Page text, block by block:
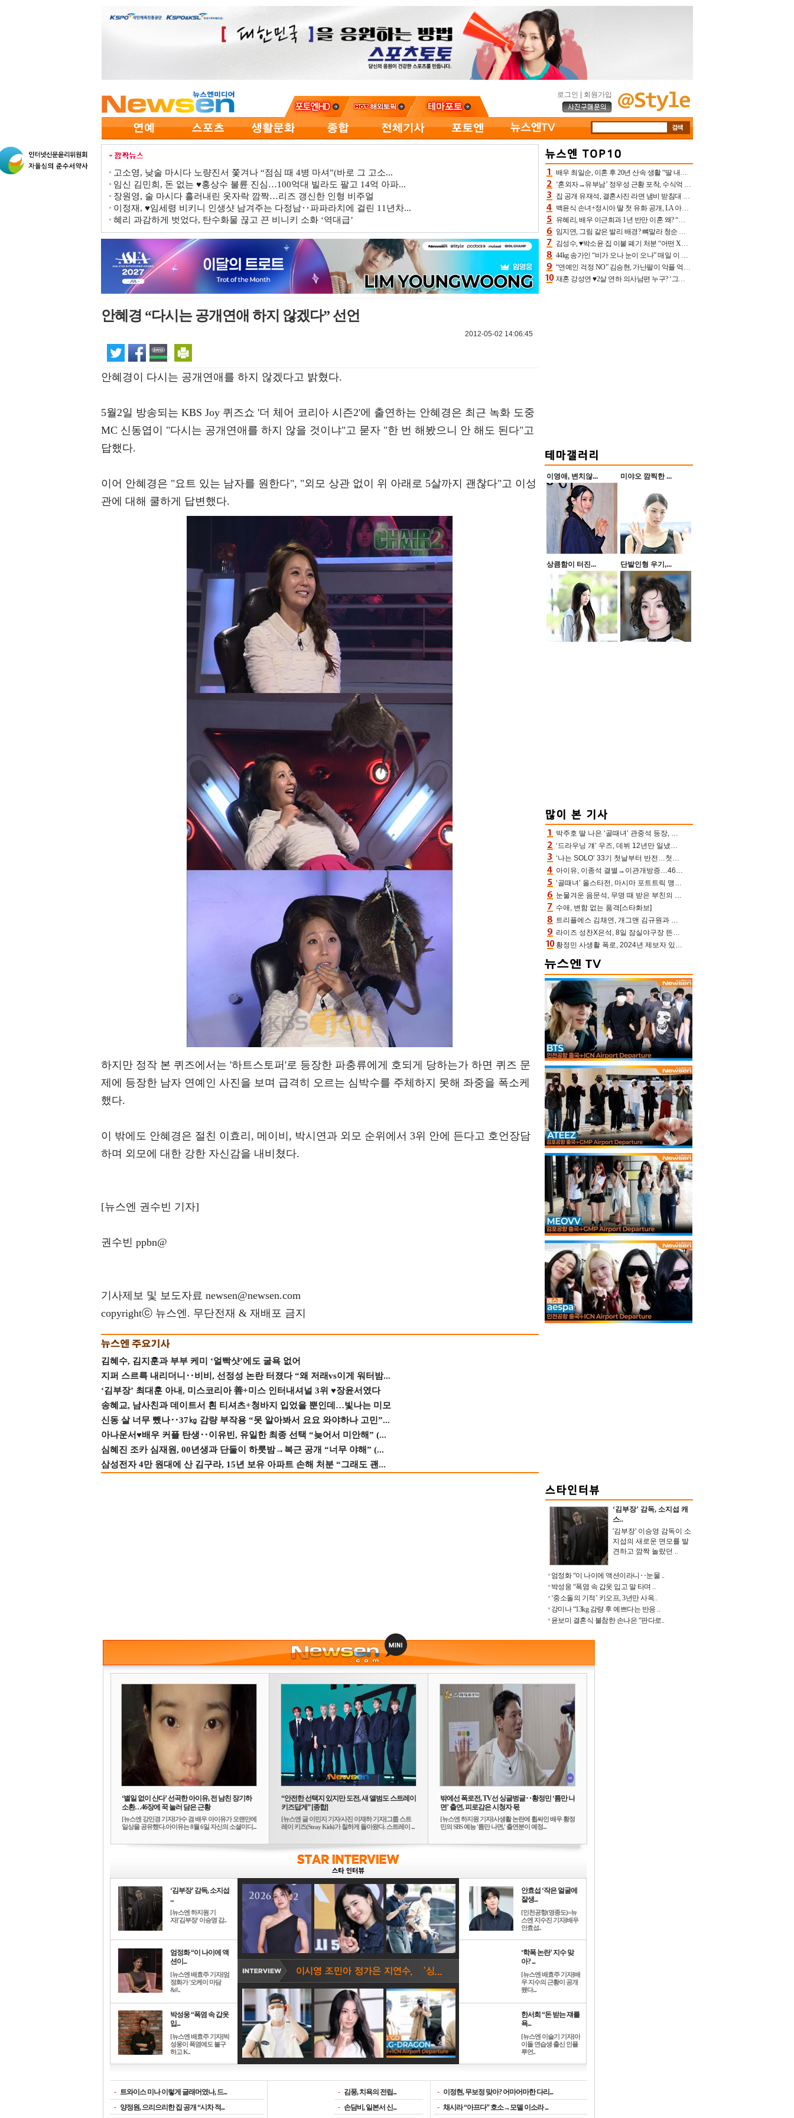
로그인 회원가입
고소영, 낮술 마시다 노량진서 쫓겨나 “점심 때 4병 마셔”(바로 그 고소...
임신 김민희, 돈 없는 ♥홍상수 불륜 진심…100억대 빌라도 팔고 14억 아파...
장원영, 술 마시다 흘러내린 옷자락 깜짝…리즈 갱신한 인형 비주얼
이정재, ♥임세령 비키니 인생샷 남겨주는 다정남‥파파라치에 걸린 11년차...
혜리 과감하게 벗었다, 탄수화물 끊고 끈 비니키 소화 ‘역대급’
안혜경 “다시는 공개연애 하지 않겠다” 선언
2012-05-02 14:06:45
안혜경이 다시는 공개연애를 하지 않겠다고 밝혔다.
5월2일 방송되는 KBS Joy 퀴즈쇼 '더 체어 코리아 시즌2'에 출연하는 안혜경은 최근 녹화 도중
MC 신동엽이 "다시는 공개연애를 하지 않을 것이냐"고 묻자 "한 번 해봤으니 안 해도 된다"고
답했다.
이어 안혜경은 "요트 있는 남자를 원한다", "외모 상관 없이 위 아래로 5살까지 괜찮다"고 이성
관에 대해 쿨하게 답변했다.
하지만 정작 본 퀴즈에서는 '하트스토퍼'로 등장한 파충류에게 호되게 당하는가 하면 퀴즈 문
제에 등장한 남자 연예인 사진을 보며 급격히 오르는 심박수를 주체하지 못해 좌중을 폭소케
했다.
이 밖에도 안혜경은 절친 이효리, 메이비, 박시연과 외모 순위에서 3위 안에 든다고 호언장담
하며 외모에 대한 강한 자신감을 내비쳤다.
[뉴스엔 권수빈 기자]
권수빈 ppbn@
기사제보 및 보도자료 newsen@newsen.com
copyrightⓒ 뉴스엔. 무단전재 & 재배포 금지
김혜수, 김지훈과 부부 케미 ‘얼빡샷’에도 굴욕 없어
지퍼 스르륵 내리더니‥비비, 선정성 논란 터졌다 “왜 저래vs이게 워터밤...
‘김부장’ 최대훈 아내, 미스코리아 善+미스 인터내셔널 3위 ♥장윤서였다
송혜교, 남사친과 데이트서 흰 티셔츠+청바지 입었을 뿐인데…빛나는 미모
신동 살 너무 뺐나‥37㎏ 감량 부작용 “못 알아봐서 요요 와야하나 고민”...
아나운서♥배우 커플 탄생‥이유빈, 유일한 최종 선택 “늦어서 미안해” (...
심혜진 조카 심재원, 00년생과 단둘이 하룻밤→복근 공개 “너무 야해” (...
삼성전자 4만 원대에 산 김구라, 15년 보유 아파트 손해 처분 “그래도 괜...
배우 최일순, 이혼 후 20년 산속 생활 “딸 내가 버렸다고 원망‥맘 아파”(특종)[어제TV]
‘혼외자→유부남’ 정우성 근황 포착, 수식억 해킹 피해 후배 만났다 “존경하는”
집 공개 유재석, 결혼사진 라면 냄비 받침대 되고 분노‥가족사진도 피해(놀뭐)[어제TV]
백윤식 손녀+정시아 딸 첫 유화 공개, LA 아트쇼→서울국제조각페스타 작가다운 수준급 실력
유혜리, 배우 이근희과 1년 반만 이혼 왜? “식칼 꽂고 의자 던져” 충격 폭로(특종)[어제TV]
임지연, 그림 같은 발리 배경? 뼈말라 청순 비키니 핏에 상대 안 되네
김성수, ♥박소윤 집 이불 폐기 처분 “어떤 X이랑 썼을지 몰라” 질투(신랑수업2)[어제TV]
44kg 송가인 “비가 오나 눈이 오나” 매일 이 운동, 허벅지 근육량 상승+체지방 감소
“연예인 걱정 NO” 김승현, 가난팔이 악플 억울할만‥아내+딸과 日 여행
재혼 강성연 ♥2살 연하 의사남편 누구? ‘그알’ 자문의에 훈남 비주얼 초엘리트 스펙 [종합]
이영애, 변치않... 미야오 깜찍한 ...
상큼함이 터진... 단발인형 우기,...
박주호 딸 나은 ‘골때녀’ 관중석 등장, 김민재 복제인간 보고 혼란 [결정적장면]
‘드라우닝 걔’ 우즈, 데뷔 12년만 일냈다…체조경기장 입성 확정
‘나는 SOLO’ 33기 첫날부터 반전…첫인상 0표 영호, 호감남 급부상
아이유, 이종석 결별→이관개방증…46장 꽉 채운 유애나 ♥ “열심히 사는 중”
‘골때녀’ 올스타전, 마시마 포트트릭 맹추격전 5:4 골 잔치 ‘짜릿’ [어제TV]
눈물겨운 음문석, 무명 때 받은 부친의 전재산→폐암 父 세상 떠나기 전 여행(유퀴즈)[어제TV]
수애, 변함 없는 품격[스타화보]
트리플에스 김채연, 개그맨 김규원과 함께 프리뷰쇼 진행 [포토엔HD]
라이즈 성찬X은석, 8일 잠실야구장 뜬다…시구 시타+특별공연까지
황정민 사생활 폭로, 2024년 제보자 있었나 “네가 회사에 전화했니” 녹취록 공개 파장
‘김부장’ 감독, 소지섭 캐
스..
'김부장' 이승영 감독이 소
지섭의 새로운 면모를 발
견하고 깜짝 놀랐던 ..
엄정화 “이 나이에 액션이라니‥눈물 ..
박성웅 “폭염 속 갑옷 입고 말 타며 ..
‘중소돌의 기적’ 키오프, 3년만 사옥..
강미나 “13kg 감량 후 예쁘다는 반응 ..
윤보미 결혼식 불참한 손나은 “판다로..
‘별일 없이 산다’ 선곡한 아이유, 전 남친 장기하
소환…46장에 꾹 눌러 담은 근황
[뉴스엔 강민경 기자]가수 겸 배우 아이유가 오랜만에
일상을 공유했다.아이유는 8월 6일 자신의 소셜미디...
“안전한 선택지 있지만 도전, 새 앨범도 스트레이
키즈답게” [종합]
[뉴스엔 글 이민지 기자/사진 이재하 기자]그룹 스트
레이 키즈(Stray Kids)가 칠하게 돌아왔다. 스트레이 ...
밖에선 폭로전, TV선 싱글벙글‥황정민 ‘틈만 나
면’ 출연, 피로감은 시청자 몫
[뉴스엔 하지원 기자]사생활 논란에 휩싸인 배우 황정
민의 SBS 예능 '틈만 나면,' 출연분이 예정...
‘김부장’ 감독, 소지섭
...
[뉴스엔 하지원 기
자]'김부장' 이승영 감..
엄정화 “이 나이에 액
션이...
[뉴스엔 배효주 기자]엄
정화가 '오케이 마담
&#..
박성웅 “폭염 속 갑옷
입...
[뉴스엔 배효주 기자]박
성웅이 폭염에도 불구
하고 K..
안효섭 ‘작은 얼굴에
잘생...
[인천공항(영종도)=뉴
스엔 지수진 기자]배우
안효섭..
‘학폭 논란’ 지수 맞
아? ...
[뉴스엔 배효주 기자]배
우 지수의 근황이 공개
됐다...
한서희 “돈 받는 쟤를
욕...
[뉴스엔 이슬기 기자]아
이돌 연습생 출신 인플
루언..
- 트와이스 미나 이렇게 글래머였나, 드...
- 양정원, 으리으리한 집 공개 “시차 적...
- 김풍, 치욕의 전립...
- 손담비, 일본서 신...
- 이정현, 무보정 맞아? 어마어마한 다리...
- 채시라 “아프다” 호소→모델 이소라 ...